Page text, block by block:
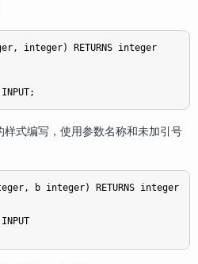
integer) RETURNS integer
样式编写，使用参数名称和未加引号
b integer) RETURNS integer